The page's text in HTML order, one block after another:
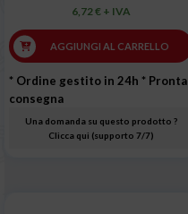
6,72 € + IVA
AGGIUNGI AL CARRELLO
* Ordine gestito in 24h * Pronta
consegna
Una domanda su questo prodotto ?
Clicca qui (supporto 7/7)